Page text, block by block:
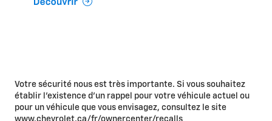
Votre sécurité nous est très importante. Si vous souhaitez
établir l'existence d'un rappel pour votre véhicule actuel ou
pour un véhicule que vous envisagez, consultez le site
www.chevrolet.ca/fr/ownercenter/recalls